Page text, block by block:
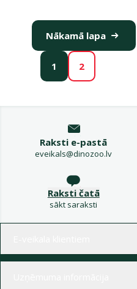
1 2
Nākamā lapa
Raksti e-pastā
eveikals@dinozoo.lv
Raksti čatā
sākt saraksti